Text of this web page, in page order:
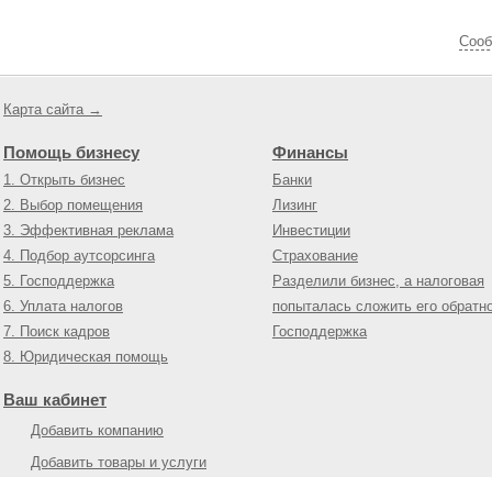
Карта сайта →
Помощь бизнесу
1. Открыть бизнес
2. Выбор помещения
3. Эффективная реклама
4. Подбор аутсорсинга
5. Господдержка
6. Уплата налогов
7. Поиск кадров
8. Юридическая помощь
Финансы
Банки
Лизинг
Инвестиции
Страхование
Разделили бизнес, а налоговая
попыталась сложить его
Господдержка
Ваш кабинет
Добавить компанию
Добавить товары и услуги